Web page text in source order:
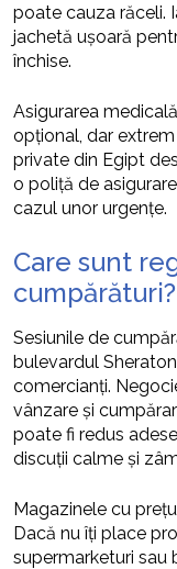
poate cauza răceli.
jachetă ușoară
închise.
Asigurarea
opțional, dar
private din Egipt
o poliță de
cazul unor urgențe.
Care sunt
cumpărături?
Sesiunile de
bulevardul
comercianți.
vânzare și
poate fi redus
discuții calme și
Magazinele cu
Dacă nu îți place
supermarketuri sau